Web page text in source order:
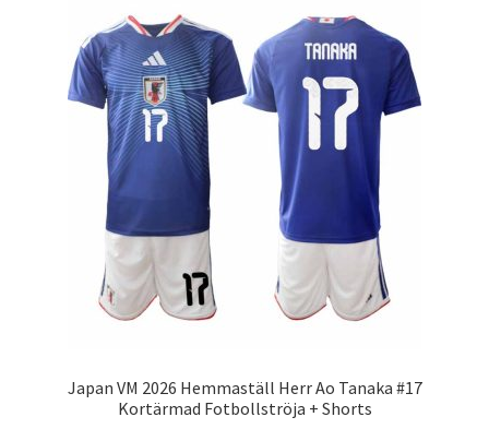
Japan VM 2026 Hemmaställ Herr Ao Tanaka #17
Kortärmad Fotbollströja + Shorts